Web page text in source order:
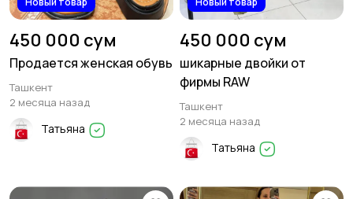
450 000 сум
Продается женская обувь
Ташкент
2 месяца назад
Татьяна
450 000 сум
шикарные двойки от
фирмы RAW
Ташкент
2 месяца назад
Татьяна